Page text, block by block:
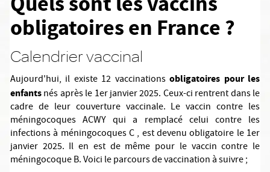
obligatoires en France ?
Calendrier vaccinal
Aujourd'hui, il existe 12 vaccinationsobligatoires pour les
enfantsnés après le 1er janvier 2025. Ceux-ci rentrent dans le
cadre de leur couverture vaccinale. Le vaccin contre les
méningocoques ACWY qui a remplacé celui contre les
infections à méningocoques C , est devenu obligatoire le 1er
janvier 2025. Il en est de même pour le vaccin contre le
méningocoque B. Voici le parcours de vaccination à suivre ;